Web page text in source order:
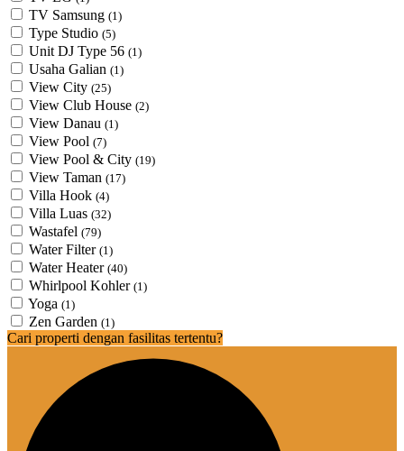
TV Samsung (1)
Type Studio (5)
Unit DJ Type 56 (1)
Usaha Galian (1)
View City (25)
View Club House (2)
View Danau (1)
View Pool (7)
View Pool & City (19)
View Taman (17)
Villa Hook (4)
Villa Luas (32)
Wastafel (79)
Water Filter (1)
Water Heater (40)
Whirlpool Kohler (1)
Yoga (1)
Zen Garden (1)
Cari properti dengan fasilitas tertentu?